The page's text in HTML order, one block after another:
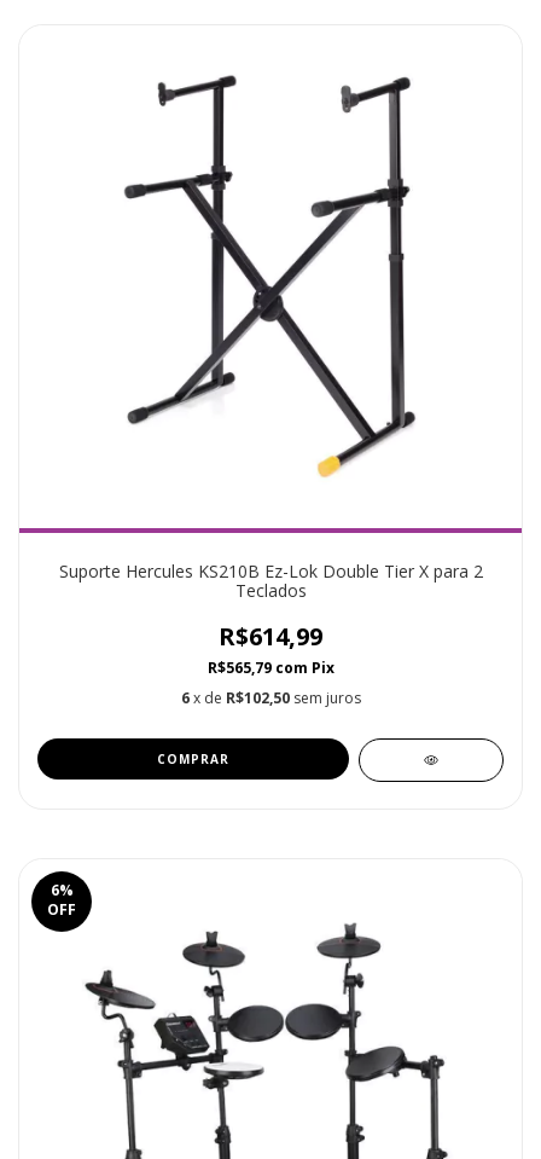
Suporte Hercules KS210B Ez-Lok Double Tier X para 2
Teclados
R$614,99
R$565,79 com Pix
6 x de R$102,50 sem juros
6%
OFF